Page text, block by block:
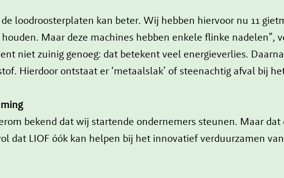
loodroosterplaten kan beter. Wij hebben hiervoor nu 11
Maar deze machines hebben enkele flinke nadelen”,
niet zuinig genoeg: dat betekent veel energieverlies.
Hierdoor ontstaat er ‘metaalslak’ of steenachtig afval bij
bekend dat wij startende ondernemers steunen. Maar
dat LIOF óók kan helpen bij het innovatief verduurzamen